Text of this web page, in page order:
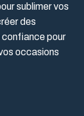
sublimer vos
des
confiance pour
occasions